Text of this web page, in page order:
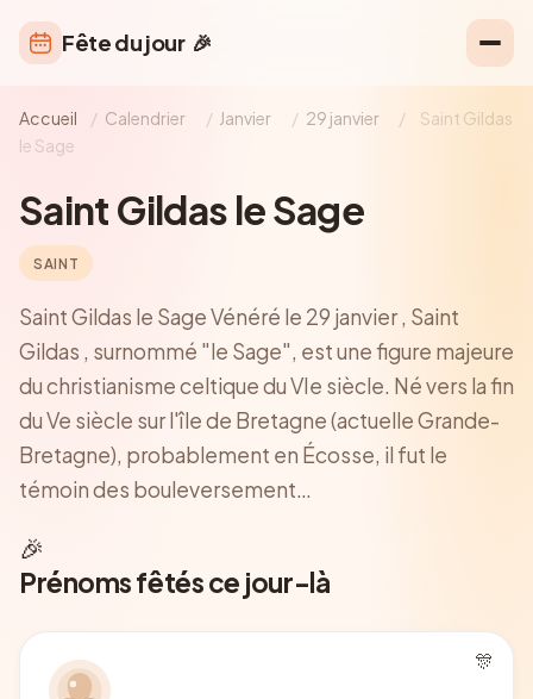
Fête du jour 🎉
Accueil / Calendrier / Janvier / 29 janvier /
Saint Gildas
le Sage
Saint Gildas le Sage
SAINT
Saint Gildas le Sage Vénéré le 29 janvier , Saint
Gildas , surnommé "le Sage", est une figure majeure
du christianisme celtique du VIe siècle. Né vers la fin
du Ve siècle sur l'île de Bretagne (actuelle Grande-
Bretagne), probablement en Écosse, il fut le
témoin des bouleversement…
🎉
Prénoms fêtés ce jour-là
🎊